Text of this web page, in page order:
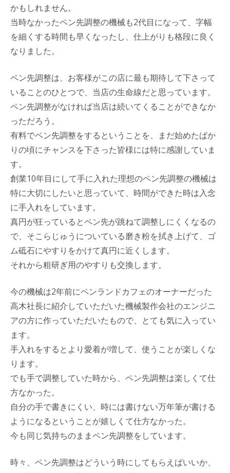
かもしれません。
当時なかったペン先調整の機械も2代目になって、字幅
を細くする時間も早くなったし、仕上がりも格段に良く
なりました。
ペン先調整は、お客様がこの店に最も期待して下さって
いることのひとつで、当店の生命線だと思っています。
ペン先調整がなければ当店は続いてくることができなか
っただろう。
有料でペン先調整をするということを、まだ始めたばか
りの頃にチャンスを下さった皆様には特に感謝していま
す。
創業10年目にして手に入れた理想のペン先調整の機械は
特に大切にしたいと思っていて、時間ができた時は入念
に手入れをしています。
真円が狂っているとペン先が跳ねて調整しにくくなるの
で、そこらじゅうについている磨き粉を拭き上げて、ゴ
ム砥石にやすりをかけて真円に近くします。
それから粗研ぎ用のやすりも交換します。
今の機械は2年前にペンランドカフェのオーナーだった
高木社長に紹介していただいた機械製作会社のエンジニ
アの方に作っていただいたもので、とても気に入ってい
ます。
手入れをするとより愛着が増して、使うことが楽しくな
ります。
でも手で調整していた時から、ペン先調整は楽しくて仕
方なかった。
自分の手で書きにくい、時には書けない万年筆が書ける
ようになるということが嬉しくて仕方なかった。
今も同じ気持ちのままペン先調整をしています。
時々、ペン先調整はどういう時にしてもらえばいいか、